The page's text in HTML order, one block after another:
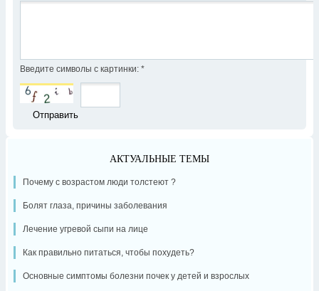
Введите символы с картинки: *
АКТУАЛЬНЫЕ ТЕМЫ
Почему с возрастом люди толстеют ?
Болят глаза, причины заболевания
Лечение угревой сыпи на лице
Как правильно питаться, чтобы похудеть?
Основные симптомы болезни почек у детей и взрослых